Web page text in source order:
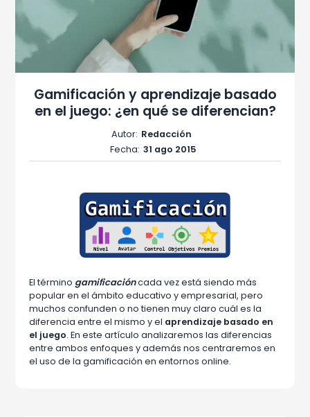
Gamificación y aprendizaje basado
en el juego: ¿en qué se diferencian?
Autor: Redacción
Fecha: 31 ago 2015
El término gamificacióncada vez está siendo más
popular en el ámbito educativo y empresarial, pero
muchos confunden o no tienen muy claro cuál es la
diferencia entre el mismo y el aprendizaje basado en
el juego. En este artículo analizaremos las diferencias
entre ambos enfoques y además nos centraremos en
el uso de la gamificación en entornos online.